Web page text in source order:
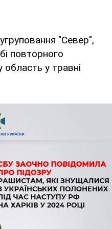
"Север",
повторного
область у травні